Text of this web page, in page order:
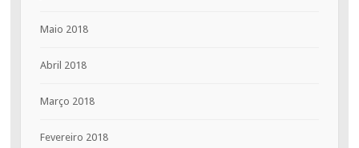
Maio 2018
Abril 2018
Março 2018
Fevereiro 2018